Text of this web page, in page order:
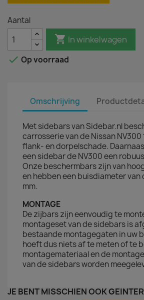
Aantal
 In winkelwagen
 Op voorraad
Omschrijving
Met sidebars van Sidebar.nl
carrosserie van de Nissan
flank- en dorpelschade.
een sidebar de NV300 een
Onze beschermbars zijn van
en hebben een buisdiameter van
mm.
MONTAGE
De zijbars zijn eenvoudig te
montageset van de sidebars is
bestaande montagegaten in uw
hoeft dus niets af te meten of te
montagemateriaal en de
van de sidebars worden
JE BENT MISSCHIEN OOK